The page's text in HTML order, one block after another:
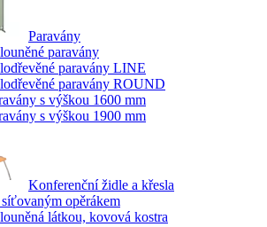
Paravány
paravány
paravány LINE
paravány ROUND
s výškou 1600 mm
s výškou 1900 mm
Konferenční židle a křesla
síťovaným opěrákem
látkou, kovová kostra